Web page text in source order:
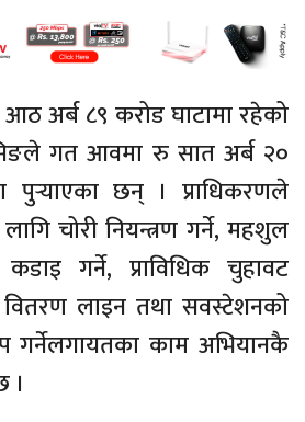
अर्ब ८९ करोड घाटामा रहेको
गत आवमा रु सात अर्ब २०
पुर्‍याएका छन् । प्राधिकरणले
चोरी नियन्त्रण गर्ने, महशुल
गर्ने, प्राविधिक चुहावट
वितरण लाइन तथा सवस्टेशनको
काम अभियानकै
।